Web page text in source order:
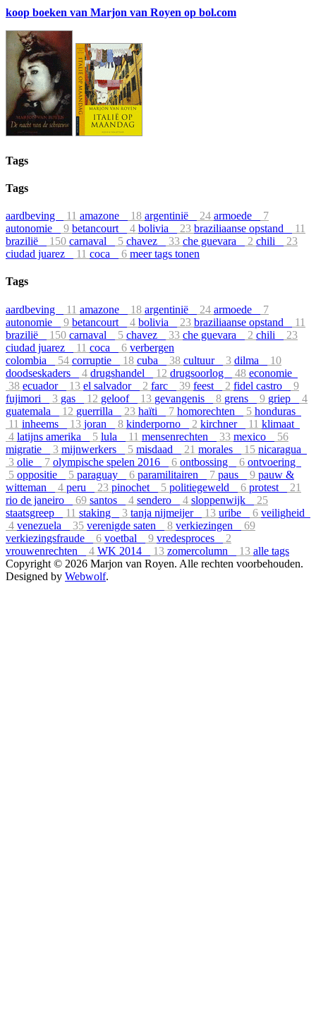
koop boeken van Marjon van Royen op bol.com
Tags
Tags
aardbeving 11 amazone 18 argentinië 24 armoede
7
autonomie
9 betancourt 4 bolivia 23 braziliaanse opstand
11
brazilië
150 carnaval 5 chavez 33 che guevara 2 chili
23
ciudad juarez
11 coca 6 meer tags tonen
Tags
aardbeving 11 amazone 18 argentinië 24 armoede
7
autonomie
9 betancourt 4 bolivia 23 braziliaanse opstand
11
brazilië
150 carnaval 5 chavez 33 che guevara 2 chili
23
ciudad juarez
11 coca 6 verbergen
colombia
54 corruptie 18 cuba 38 cultuur 3 dilma
10
doodseskaders
4 drugshandel 12 drugsoorlog 48 economie
38 ecuador 13 el salvador 2 farc 39 feest 2 fidel castro
9
fujimori
3 gas 12 geloof 13 gevangenis 8 grens 9 griep
4
guatemala
12 guerrilla 23 haïti 7 homorechten 5 honduras
11 inheems 13 joran 8 kinderporno 2 kirchner 11 klimaat
4 latijns amerika 5 lula 11 mensenrechten 33 mexico
56
migratie
3 mijnwerkers 5 misdaad 21 morales 15 nicaragua
3 olie 7 olympische spelen 2016 6 ontbossing 6 ontvoering
5 oppositie 5 paraguay 6 paramilitairen 7 paus 9 pauw &
witteman
4 peru 23 pinochet 5 politiegeweld 6 protest
21
rio de janeiro
69 santos 4 sendero 4 sloppenwijk
25
staatsgreep
11 staking 3 tanja nijmeijer 13 uribe 6 veiligheid
4 venezuela 35 verenigde saten 8 verkiezingen
69
verkiezingsfraude
6 voetbal 9 vredesproces
2
vrouwenrechten
4 WK 2014 13 zomercolumn 13 alle tags
Copyright © 2026 Marjon van Royen. Alle rechten voorbehouden.
Designed by Webwolf.